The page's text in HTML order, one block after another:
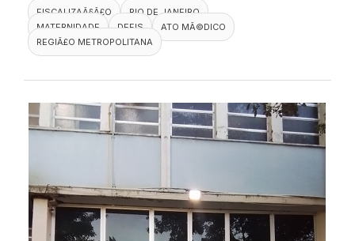
FISCALIZAÃ§Ã£O
RIO DE JANEIRO
MATERNIDADE
DEFIS
ATO MÃ©DICO
REGIÃ£O METROPOLITANA